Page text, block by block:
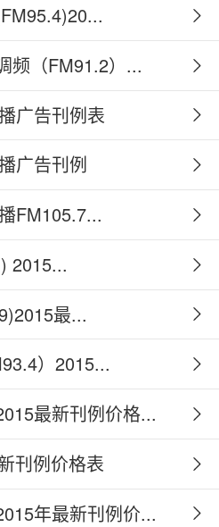
频（FM91.2）...
广告刊例表
广告刊例
FM105.7...
2015...
最...
）2015...
最新刊例价格...
刊例价格表
年最新刊例价...